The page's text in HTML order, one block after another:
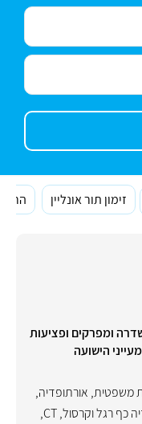
זימון תור אונליין
ומפרקים ופציעות
משפטית, אורתופדיה,
כף רגל וקרסול,
CT
,